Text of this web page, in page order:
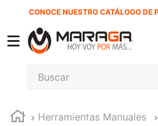
CONOCE NUESTRO CATÁLOGO DE
Buscar
Herramientas Manuales
1.